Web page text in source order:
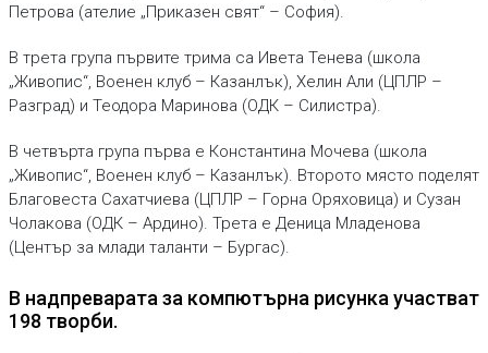
Петрова (ателие „Приказен свят“ – София).
В трета група първите трима са Ивета Тенева (школа
„Живопис“, Военен клуб – Казанлък), Хелин Али (ЦПЛР –
Разград) и Теодора Маринова (ОДК – Силистра).
В четвърта група първа е Константина Мочева (школа
„Живопис“, Военен клуб – Казанлък). Второто място поделят
Благовеста Сахатчиева (ЦПЛР – Горна Оряховица) и Сузан
Чолакова (ОДК – Ардино). Трета е Деница Младенова
(Център за млади таланти – Бургас).
В надпреварата за компютърна рисунка участват
198 творби.